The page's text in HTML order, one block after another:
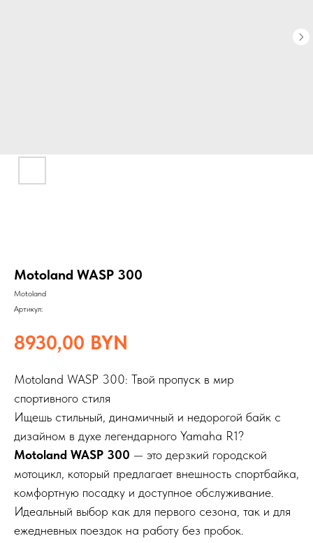
Motoland WASP 300
Motoland
Артикул:
8930,00 BYN
Motoland WASP 300: Твой пропуск в мир
спортивного стиля
Ищешь стильный, динамичный и недорогой байк с
дизайном в духе легендарного Yamaha R1?
Motoland WASP 300 — это дерзкий городской
мотоцикл, который предлагает внешность спортбайка,
комфортную посадку и доступное обслуживание.
Идеальный выбор как для первого сезона, так и для
ежедневных поездок на работу без пробок.